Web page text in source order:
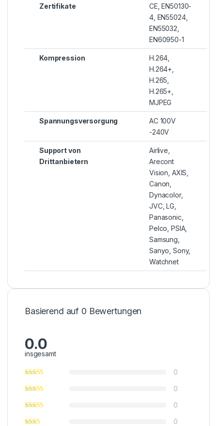
Zertifikate
CE, EN50130-
4, EN55024,
EN55032,
EN60950-1
Kompression
H.264,
H.264+,
H.265,
H.265+,
MJPEG
Spannungsversorgung
AC 100V
-240V
Support von
Drittanbietern
Airlive,
Arecont
Vision, AXIS,
Canon,
Dynacolor,
JVC, LG,
Panasonic,
Pelco, PSIA,
Samsung,
Sanyo, Sony,
Watchnet
Basierend auf 0 Bewertungen
0.0
insgesamt
0
0
0
0